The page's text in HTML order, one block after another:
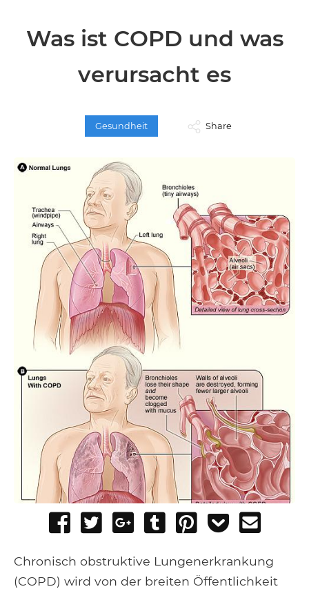
Was ist COPD und was
verursacht es
Gesundheit Share
Share
Facebook
Tweet
Share
Google+
Post
Tumblr
Pin
Add
Pocket
Chronisch obstruktive Lungenerkrankung
(COPD) wird von der breiten Öffentlichkeit